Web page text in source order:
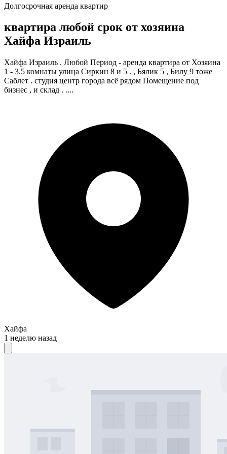
Долгосрочная аренда квартир
квартира любой срок от хозяина
Хайфа Израиль
Хайфа Израиль . Любой Период - аренда квартира от Хозяина
1 - 3.5 комнаты улица Сиркин 8 и 5 . , Бялик 5 , Билу 9 тоже
Саблет . студия центр города всё рядом Помещение под
бизнес , и склад . ....
Хайфа
1 неделю назад